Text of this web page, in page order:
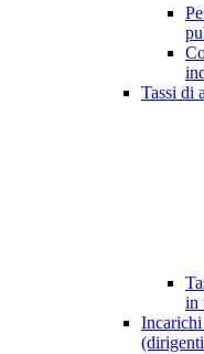
Tassi di
in